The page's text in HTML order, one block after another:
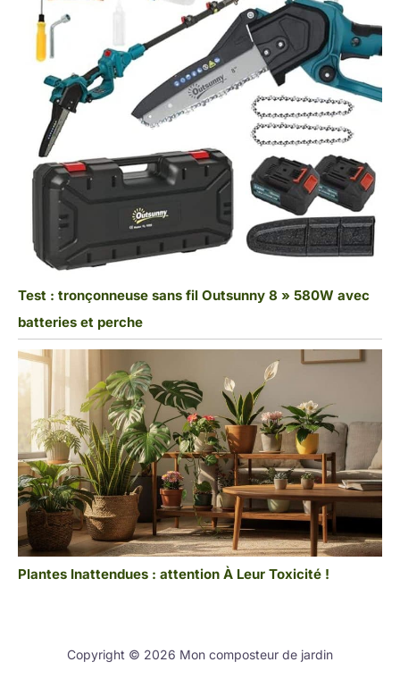
Test : tronçonneuse sans fil Outsunny 8 » 580W avec
batteries et perche
Plantes Inattendues : attention À Leur Toxicité !
Copyright © 2026 Mon composteur de jardin